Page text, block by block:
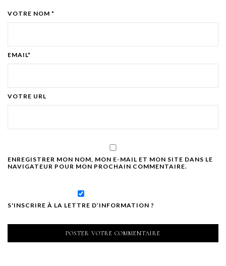
VOTRE NOM *
EMAIL*
VOTRE URL
ENREGISTRER MON NOM, MON E-MAIL ET MON SITE DANS LE
NAVIGATEUR POUR MON PROCHAIN COMMENTAIRE.
S'INSCRIRE À LA LETTRE D’INFORMATION ?